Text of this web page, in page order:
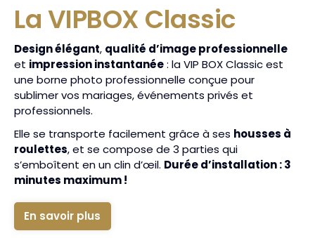
La VIPBOX Classic
Design élégant, qualité d’image professionnelle
et impression instantanée: la VIP BOX Classic est
une borne photo professionnelle conçue pour
sublimer vos mariages, événements privés et
professionnels.
Elle se transporte facilement grâce à ses housses à
roulettes, et se compose de 3 parties qui
s’emboîtent en un clin d’œil. Durée d’installation : 3
minutes maximum !
En savoir plus